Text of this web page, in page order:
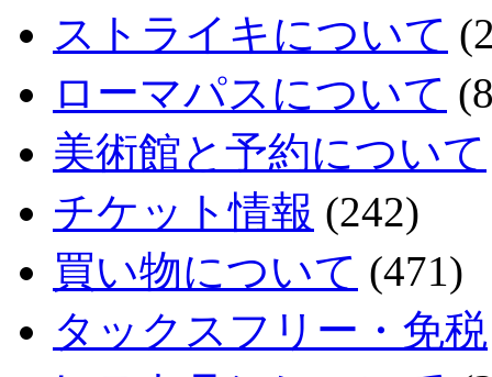
ストライキについて
ローマパスについて
美術館と予約について
チケット情報 (242)
買い物について (471)
タックスフリー・免税